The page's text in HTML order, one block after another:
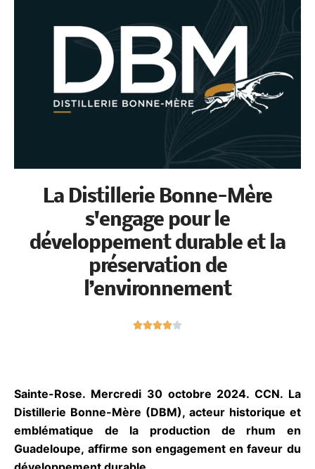
La Distillerie Bonne-Mère
s'engage pour le
développement durable et la
préservation de
l’environnement
o
s
u
Distillerie Bonne-Mère (DBM), acteur historique
et emblématique de la production
de rhum en
Guadeloupe, affirme son engagement en faveur
du développement durable.